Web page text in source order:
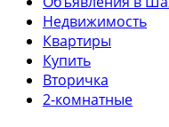
Недвижимость
Квартиры
Купить
Вторичка
2-комнатные